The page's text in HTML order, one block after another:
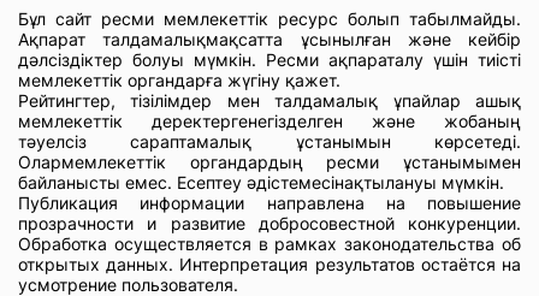
Бұл сайт ресми мемлекеттік ресурс болып табылмайды.
Ақпарат талдамалықмақсатта ұсынылған және кейбір
дәлсіздіктер болуы мүмкін. Ресми ақпараталу үшін тиісті
мемлекеттік органдарға жүгіну қажет.
Рейтингтер, тізілімдер мен талдамалық ұпайлар ашық
мемлекеттік деректергенегізделген және жобаның
тәуелсіз сараптамалық ұстанымын көрсетеді.
Олармемлекеттік органдардың ресми ұстанымымен
байланысты емес. Есептеу әдістемесінақтылануы мүмкін.
Публикация информации направлена на повышение
прозрачности и развитие добросовестной конкуренции.
Обработка осуществляется в рамках законодательства об
открытых данных. Интерпретация результатов остаётся на
усмотрение пользователя.